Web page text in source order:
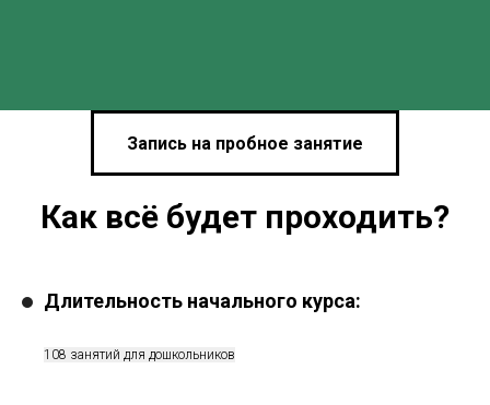
Запись на пробное занятие
Как всё будет проходить?
Длительность начального курса:
108 занятий для дошкольников